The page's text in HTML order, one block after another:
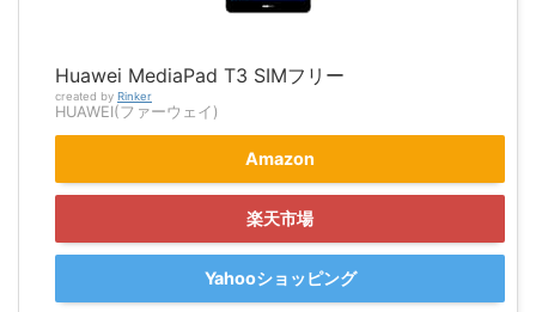
Huawei MediaPad T3 SIMフリー
created by Rinker
HUAWEI(ファーウェイ)
Amazon
楽天市場
Yahooショッピング